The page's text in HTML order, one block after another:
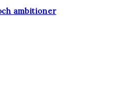
ambitioner